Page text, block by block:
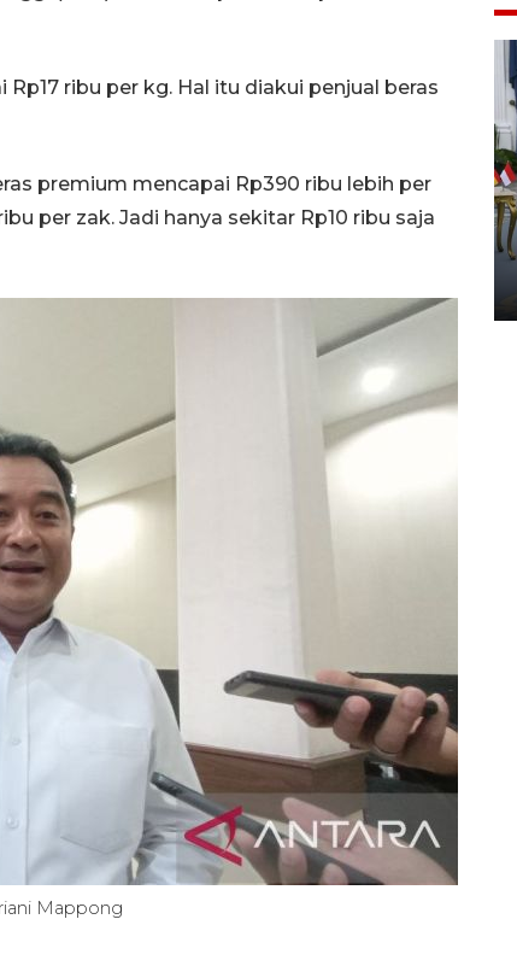
ribu per kg. Hal itu diakui penjual beras
premium mencapai Rp390 ribu lebih per
per zak. Jadi hanya sekitar Rp10 ribu saja
Mappong
FOTO - Kirab memperingati
HUT ke-80 Raja Keraton